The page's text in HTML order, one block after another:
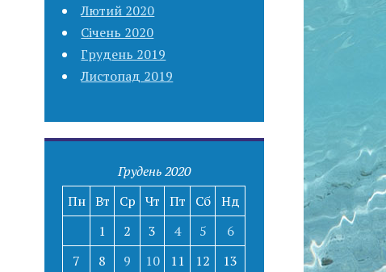
Лютий 2020
Січень 2020
Грудень 2019
Листопад 2019
Грудень 2020
Пн Вт Ср Чт Пт Сб Нд
1
2 3 4 5
6
7
8 9 10 11 12
13